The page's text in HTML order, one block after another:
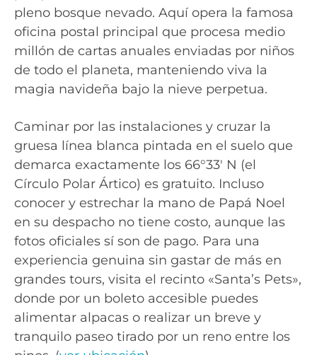
pleno bosque nevado. Aquí opera la famosa
oficina postal principal que procesa medio
millón de cartas anuales enviadas por niños
de todo el planeta, manteniendo viva la
magia navideña bajo la nieve perpetua.
Caminar por las instalaciones y cruzar la
gruesa línea blanca pintada en el suelo que
demarca exactamente los 66°33′ N (el
Círculo Polar Ártico) es gratuito. Incluso
conocer y estrechar la mano de Papá Noel
en su despacho no tiene costo, aunque las
fotos oficiales sí son de pago. Para una
experiencia genuina sin gastar de más en
grandes tours, visita el recinto «Santa’s Pets»,
donde por un boleto accesible puedes
alimentar alpacas o realizar un breve y
tranquilo paseo tirado por un reno entre los